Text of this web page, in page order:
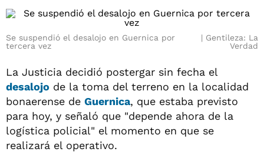
Se suspendió el desalojo en Guernica por
tercera vez
Gentileza: La
Verdad
La Justicia decidió postergar sin fecha el
desalojo de la toma del terreno en la localidad
bonaerense de Guernica, que estaba previsto
para hoy, y señaló que "depende ahora de la
logística policial" el momento en que se
realizará el operativo.